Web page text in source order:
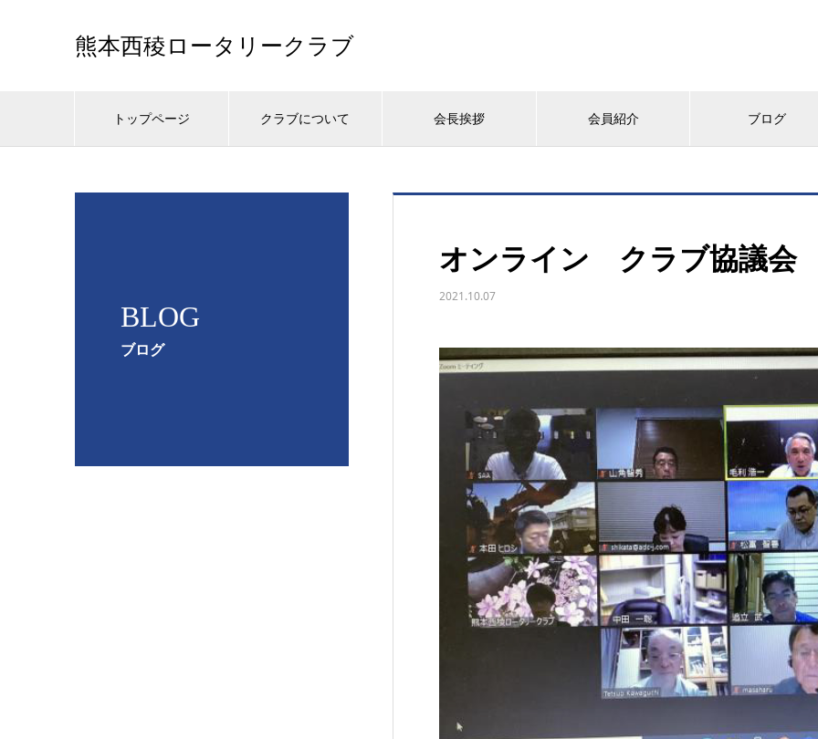
熊本西稜ロータリークラブ
トップページ クラブについて 会長挨拶 会員紹介 ブログ
BLOG
ブログ
オンライン クラブ協議会
2021.10.07